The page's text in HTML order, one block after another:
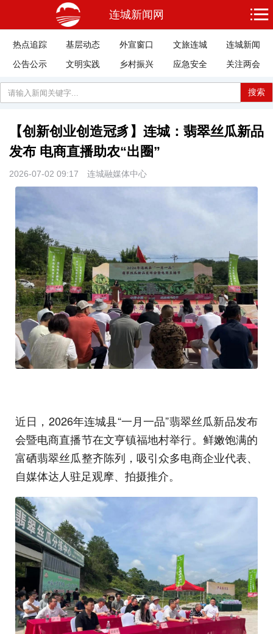
连城新闻网
热点追踪 基层动态 外宣窗口 文旅连城
连城新闻
公告公示
文明实践 乡村振兴 应急安全 关注两会
搜索
【创新创业创造冠豸】连城：翡翠丝瓜新品
发布 电商直播助农“出圈”
2026-07-02 09:17 连城融媒体中心
近日，2026年连城县“一月一品”翡翠丝瓜新品发布
会暨电商直播节在文亨镇福地村举行。鲜嫩饱满的
富硒翡翠丝瓜整齐陈列，吸引众多电商企业代表、
自媒体达人驻足观摩、拍摄推介。